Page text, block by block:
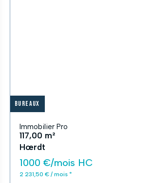
Bureaux
Immobilier Pro
117,00 m²
Hœrdt
1000 €/mois HC
2 231,50 € / mois *